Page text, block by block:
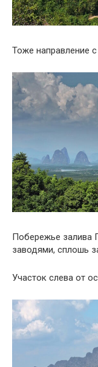
Тоже направление
Побережье залива
заводями, сплошь
Участок слева от